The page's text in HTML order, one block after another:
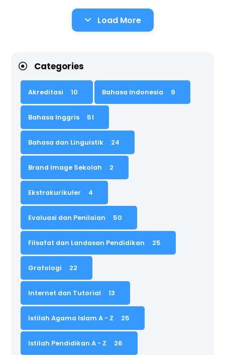
Load More
Categories
Akreditasi 10 Bahasa Indonesia 9
Bahasa Inggris 51
Bahasa dan Linguistik 24
Brand Image Sekolah 2
Ekstrakurikuler 4
Evaluasi dan Penilaian 50
Filsafat dan Landasan Pendidikan 25
Grafologi 22
Internet dan Tutorial 13
Istilah Agama Islam A - Z 25
Istilah Pendidikan A - Z 26